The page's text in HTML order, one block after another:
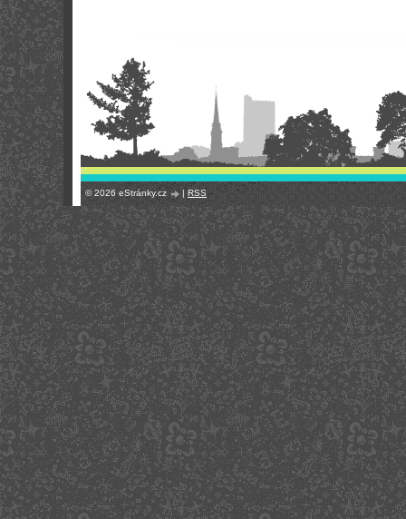
© 2026 eStránky.cz |RSS